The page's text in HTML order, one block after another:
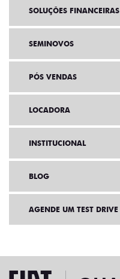
SOLUÇÕES FINANCEIRAS
SEMINOVOS
PÓS VENDAS
LOCADORA
INSTITUCIONAL
BLOG
AGENDE UM TEST DRIVE